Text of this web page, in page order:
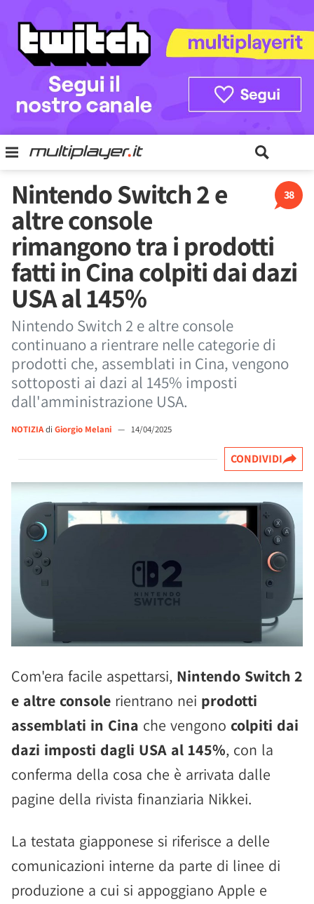
38
Nintendo Switch 2 e
altre console
rimangono tra i prodotti
fatti in Cina colpiti dai dazi
USA al 145%
Nintendo Switch 2 e altre console
continuano a rientrare nelle categorie di
prodotti che, assemblati in Cina, vengono
sottoposti ai dazi al 145% imposti
dall'amministrazione USA.
NOTIZIAdi Giorgio Melani — 14/04/2025
CONDIVIDI
Com'era facile aspettarsi, Nintendo Switch 2
e altre console rientrano nei prodotti
assemblati in Cina che vengono colpiti dai
dazi imposti dagli USA al 145%, con la
conferma della cosa che è arrivata dalle
pagine della rivista finanziaria Nikkei.
La testata giapponese si riferisce a delle
comunicazioni interne da parte di linee di
produzione a cui si appoggiano Apple e